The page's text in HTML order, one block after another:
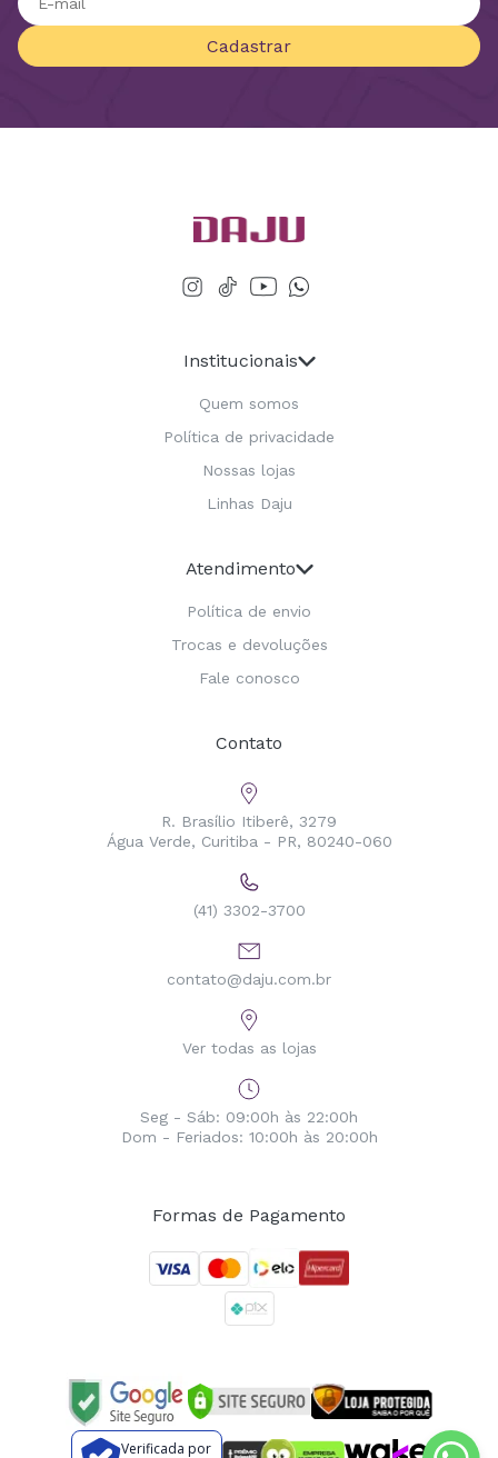
Cadastrar
Institucionais
Quem somos
Política de privacidade
Nossas lojas
Linhas Daju
Atendimento
Política de envio
Trocas e devoluções
Fale conosco
Contato
R. Brasílio Itiberê, 3279
Água Verde, Curitiba - PR, 80240-060
(41) 3302-3700
contato@daju.com.br
Ver todas as lojas
Seg - Sáb: 09:00h às 22:00h
Dom - Feriados: 10:00h às 20:00h
Formas de Pagamento
Verificada por